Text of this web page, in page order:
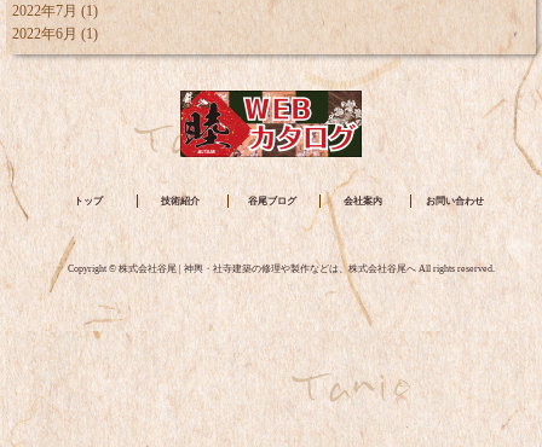
2022年7月 (1)
2022年6月(1)
トップ 技術紹介 谷尾ブログ 会社案内 お問い合わせ
Copyright © 株式会社谷尾 | 神輿・社寺建築の修理や製作などは、株式会社谷尾へ All rights reserved.